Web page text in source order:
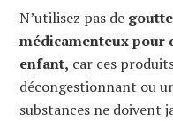
N’utilisez pas de
médicamenteux pour
enfant, car ces
décongestionnant ou
substances ne doivent